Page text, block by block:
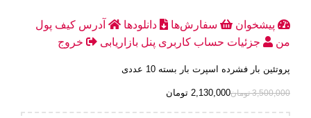
پیشخوان سفارش‌ها دانلودها آدرس کیف پول
من
جزئیات حساب کاربری پنل بازاریابی خروج
پروتئین بار فشرده اسپرت بار بسته 10 عددی
3,500,000 تومان2,130,000 تومان